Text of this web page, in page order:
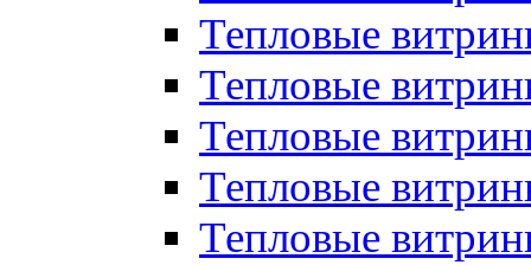
Тепловые
Тепловые
Тепловые
Тепловые
Тепловые